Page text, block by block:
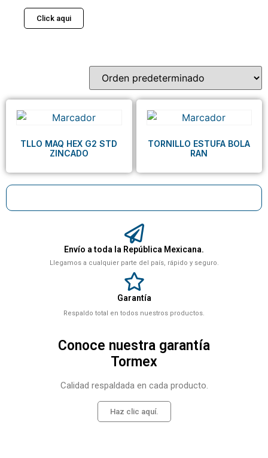
Envío a toda la República Mexicana.
Llegamos a cualquier parte del país, rápido y seguro.
Garantía
Respaldo total en todos nuestros productos.
Conoce nuestra garantía
Tormex
Calidad respaldada en cada producto.
Haz clic aquí.
Click aqui
TLLO MAQ HEX G2 STD
ZINCADO
TORNILLO ESTUFA BOLA
RAN